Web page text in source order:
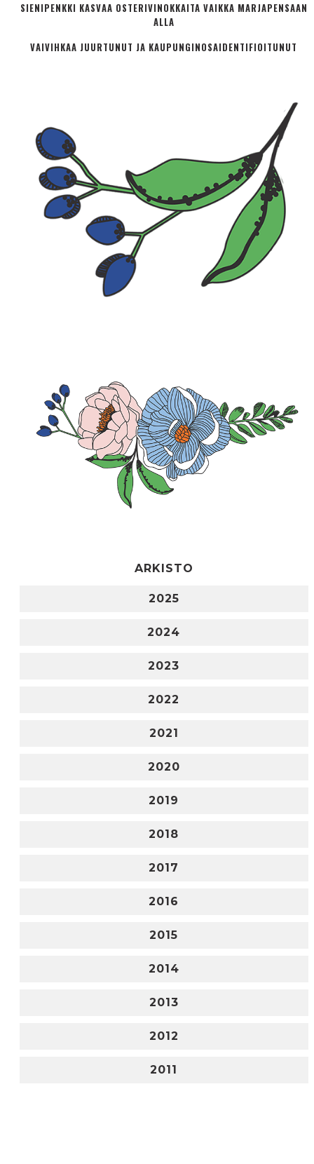
SIENIPENKKI KASVAA OSTERIVINOKKAITA VAIKKA MARJAPENSAAN
ALLA
VAIVIHKAA JUURTUNUT JA KAUPUNGINOSA­IDENTIFIOITUNUT
ARKISTO
2025
2024
2023
2022
2021
2020
2019
2018
2017
2016
2015
2014
2013
2012
2011